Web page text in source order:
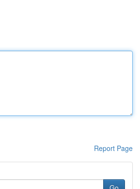
Report Page